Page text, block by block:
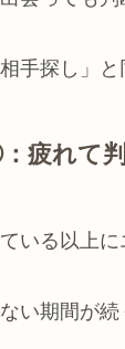
手探し」と
疲れて
いる以上に
い期間が